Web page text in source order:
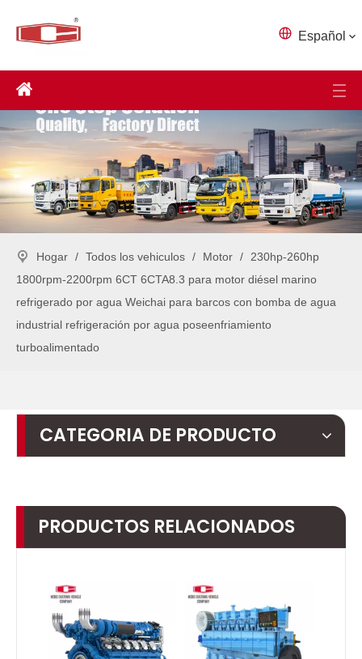
Español
Hogar / Todos los vehiculos / Motor /
230hp-260hp
1800rpm-2200rpm 6CT 6CTA8.3 para motor diésel marino
refrigerado por agua Weichai para barcos con bomba de agua
industrial refrigeración por agua poseenfriamiento
turboalimentado
CATEGORIA DE PRODUCTO
PRODUCTOS RELACIONADOS